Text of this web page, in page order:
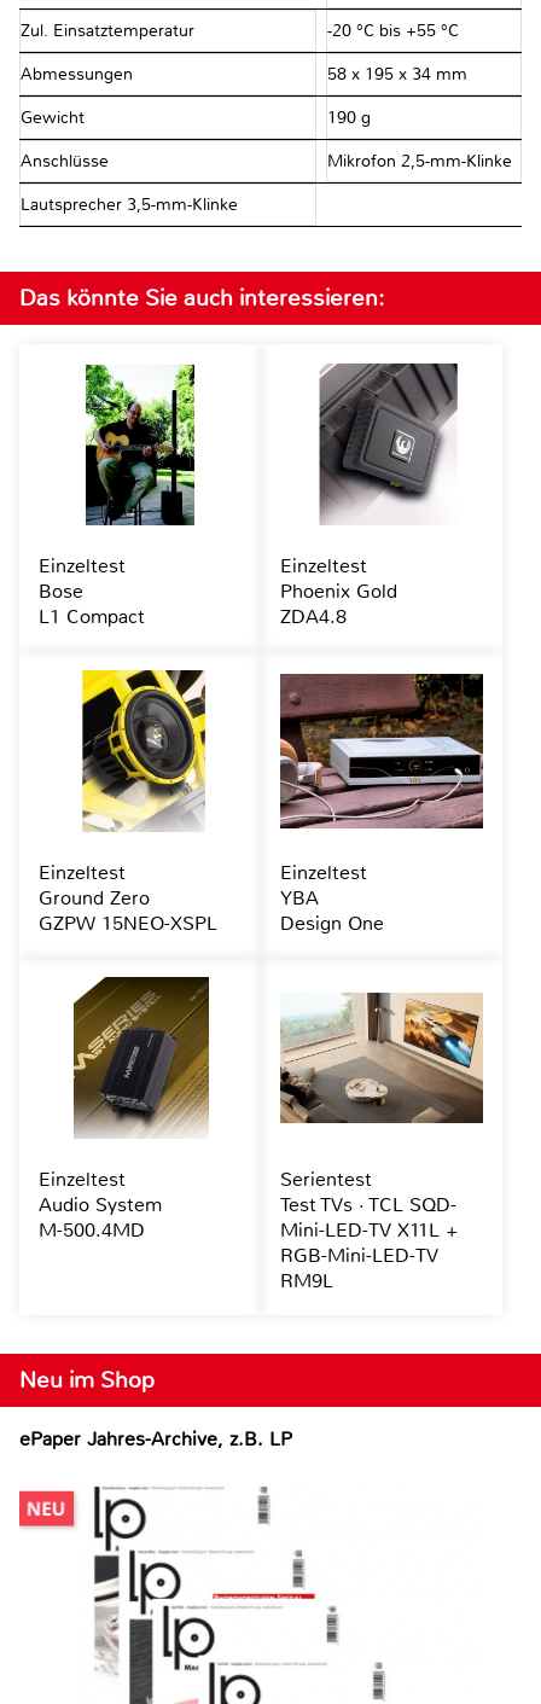
Zul. Einsatztemperatur -20 °C bis +55 °C
Abmessungen 58 x 195 x 34 mm
Gewicht 190 g
Anschlüsse Mikrofon 2,5-mm-Klinke
Lautsprecher 3,5-mm-Klinke
Neu im Shop
ePaper Jahres-Archive, z.B. LP
Das könnte Sie auch interessieren:
Einzeltest
Bose
L1 Compact
Einzeltest
Phoenix Gold
ZDA4.8
Einzeltest
Ground Zero
GZPW 15NEO-XSPL
Einzeltest
YBA
Design One
Einzeltest
Audio System
M-500.4MD
Serientest
Test TVs · TCL SQD-
Mini-LED-TV X11L +
RGB-Mini-LED-TV
RM9L